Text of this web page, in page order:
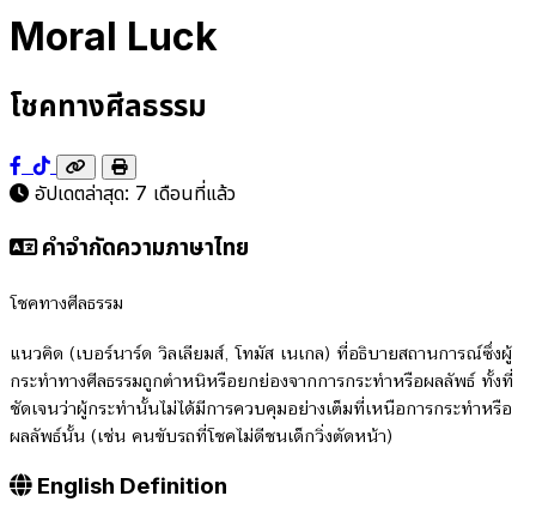
Moral Luck
โชคทางศีลธรรม
อัปเดตล่าสุด: 7 เดือนที่แล้ว
คำจำกัดความภาษาไทย
โชคทางศีลธรรม
แนวคิด (เบอร์นาร์ด วิลเลียมส์, โทมัส เนเกล) ที่อธิบายสถานการณ์ซึ่งผู้
กระทำทางศีลธรรมถูกตำหนิหรือยกย่องจากการกระทำหรือผลลัพธ์ ทั้งที่
ชัดเจนว่าผู้กระทำนั้นไม่ได้มีการควบคุมอย่างเต็มที่เหนือการกระทำหรือ
ผลลัพธ์นั้น (เช่น คนขับรถที่โชคไม่ดีชนเด็กวิ่งตัดหน้า)
English Definition